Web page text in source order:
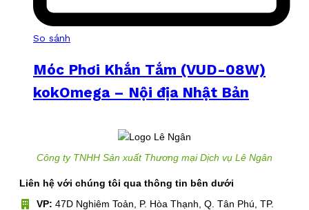
So sánh
Móc Phơi Khắn Tắm (VUD-08W)
kokOmega – Nội địa Nhật Bản
Công ty TNHH Sản xuất Thương mại Dịch vụ Lê Ngân
Liên hệ với chúng tôi qua thông tin bên dưới
VP: 47D Nghiêm Toản, P. Hòa Thạnh, Q. Tân Phú, TP.